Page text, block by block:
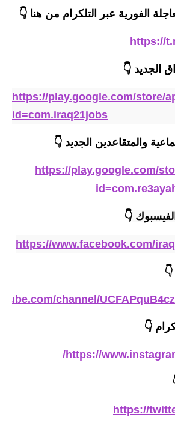
المرحلة المتوسطة
المرحلة الابتدائية
المرحلة المتوسطة
ملازم دراسية
المرحلة المتوسطة
دروس
المرحلة المتوسطة
مواضيع انشاء
الفورية عبر التلكرام من هنا 👇
https://
الجديد 👇
https://play.google.com/store/
id=com.iraq21jobs
والمتقاعدين الجديد 👇
https://play.google.com/
👇
https://www.facebook.com/
👇
channel/
👇
https://
https://